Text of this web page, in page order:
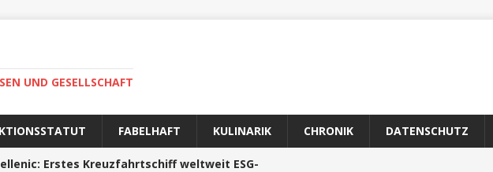
UND GESELLSCHAFT
FABELHAFT KULINARIK CHRONIK DATENSCHUTZ
Erstes Kreuzfahrtschiff weltweit ESG-